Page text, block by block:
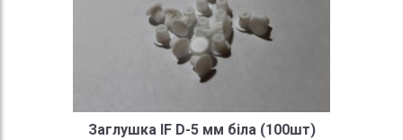
Заглушка IF D-5 мм біла (100шт)